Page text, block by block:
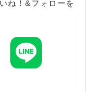
ね！&フォローを